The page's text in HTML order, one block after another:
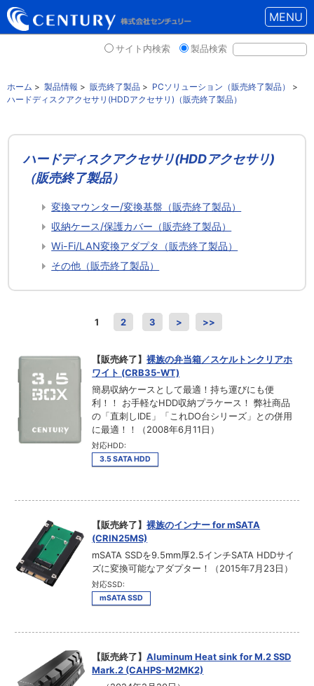
MENU
サイト内検索 製品検索
ホーム > 製品情報 > 販売終了製品 > PCソリューション（販売終了製品）
>
ハードディスクアクセサリ(HDDアクセサリ)（販売終了製品）
ハードディスクアクセサリ(HDDアクセサリ)
（販売終了製品）
変換マウンター/変換基盤（販売終了製品）
収納ケース/保護カバー（販売終了製品）
Wi-Fi/LAN変換アダプタ（販売終了製品）
その他（販売終了製品）
1 2 3 > >>
【販売終了】裸族の弁当箱／スケルトンクリアホ
ワイト (CRB35-WT)
簡易収納ケースとして最適！持ち運びにも便
利！！ お手軽なHDD収納プラケース！ 弊社商品
の「直刺しIDE」「これDO台シリーズ」との併用
に最適！！（2008年6月11日）
対応HDD:
3.5 SATA HDD
【販売終了】裸族のインナー for mSATA
(CRIN25MS)
mSATA SSDを9.5mm厚2.5インチSATA HDDサイ
ズに変換可能なアダプター！（2015年7月23日）
対応SSD:
mSATA SSD
【販売終了】Aluminum Heat sink for M.2 SSD
Mark.2 (CAHPS-M2MK2)